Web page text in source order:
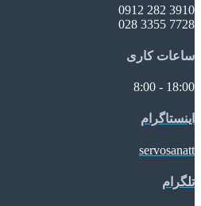
3910 282 0912
7728 3355 028
ساعات کاری
18:00 - 8:00
اینستاگرام
servosanatt
تلگرام